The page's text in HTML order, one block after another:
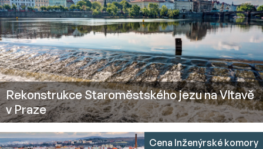
Rekonstrukce Staroměstského jezu na Vltavě
v Praze
Cena Inženýrské komory